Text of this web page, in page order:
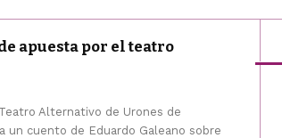
apuesta por el teatro
Alternativo de Urones de
un cuento de Eduardo Galeano sobre